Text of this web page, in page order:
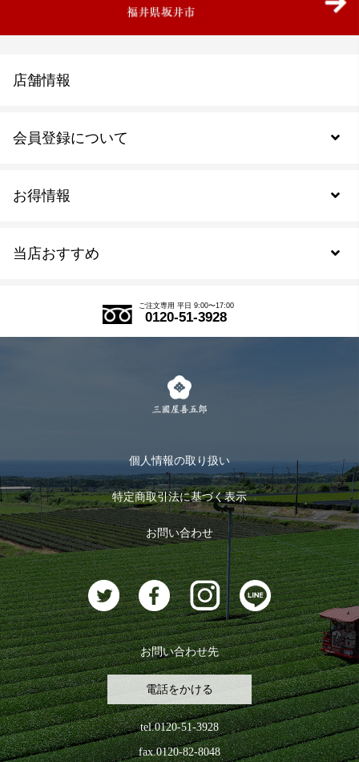
当店おすすめ
式部の香りシリーズ
お茶のギフト
おすすめのお茶
お茶に合うスイーツ
お得情報
会員登録について
会員規約について
ログイン
ログアウト
店舗情報
ご注文専用 平日 9:00〜17:00
0120-51-3928
個人情報の取り扱い
特定商取引法に基づく表示
お問い合わせ
お問い合わせ先
電話をかける
tel.0120-51-3928
fax.0120-82-8048